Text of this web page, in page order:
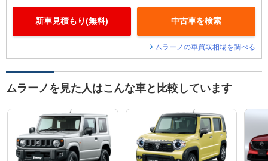
新車見積もり(無料) 中古車を検索
ムラーノの車買取相場を調べる
ムラーノを見た人はこんな車と比較しています